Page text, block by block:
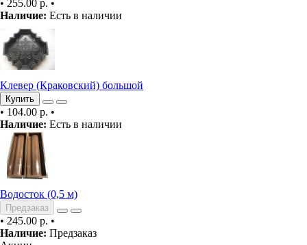
• 255.00 р. •
Наличие: Есть в наличии
Клевер (Краковский) большой
Купить
• 104.00 р. •
Наличие: Есть в наличии
Водосток (0,5 м)
Предзаказ
• 245.00 р. •
Наличие: Предзаказ